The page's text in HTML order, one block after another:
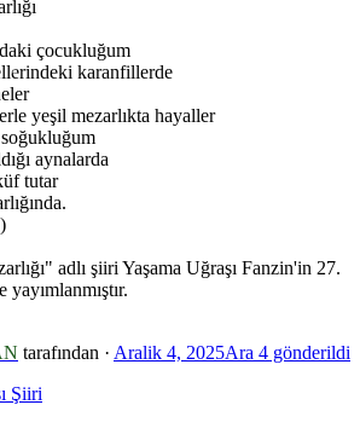
çocukluğum
karanfillerde
yeşil mezarlıkta hayaller
aynalarda
tutar
adlı şiiri Yaşama Uğraşı Fanzin'in 27.
yayımlanmıştır.
tarafından · Aralik 4, 2025Ara 4 gönderildi
Şiiri